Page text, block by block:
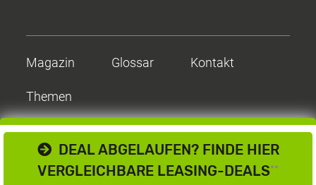
DEAL ABGELAUFEN? FINDE HIER
VERGLEICHBARE LEASING-DEALS**
Magazin Glossar Kontakt
Themen